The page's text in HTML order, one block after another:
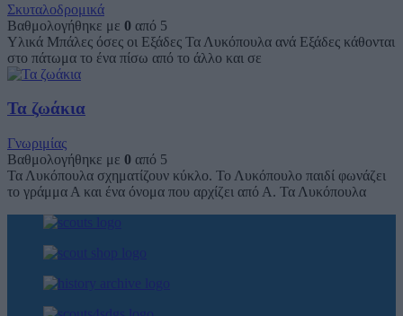
Σκυταλοδρομικά
Βαθμολογήθηκε με 0 από 5
Υλικά Μπάλες όσες οι Εξάδες Τα Λυκόπουλα ανά Εξάδες κάθονται
στο πάτωμα το ένα πίσω από το άλλο και σε
Τα ζωάκια
Γνωριμίας
Βαθμολογήθηκε με 0 από 5
Τα Λυκόπουλα σχηματίζουν κύκλο. Το Λυκόπουλο παιδί φωνάζει
το γράμμα Α και ένα όνομα που αρχίζει από Α. Τα Λυκόπουλα